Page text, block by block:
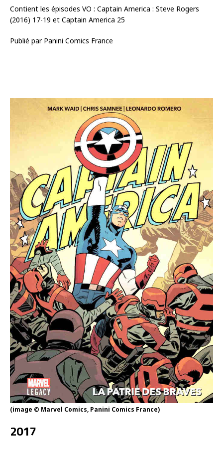
Contient les épisodes VO : Captain America : Steve Rogers
(2016) 17-19 et Captain America 25
Publié par Panini Comics France
(image © Marvel Comics, Panini Comics France)
2017